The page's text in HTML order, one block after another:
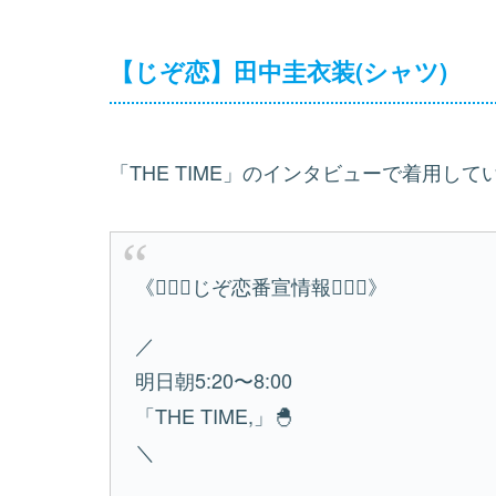
【じぞ恋】田中圭衣装(シャツ)
「THE TIME」のインタビューで着用して
《🧘🏻‍♀️じぞ恋番宣情報🧘🏻‍♀️》
／
明日朝5:20〜8:00
「THE TIME,」🐣
＼